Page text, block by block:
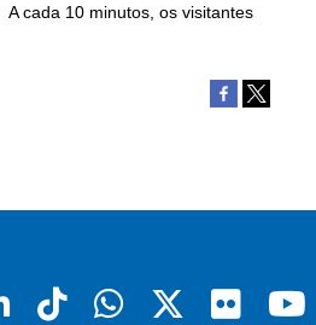
cada 10 minutos, os visitantes
LinkedinTiktokWhatsapp
X Flickr